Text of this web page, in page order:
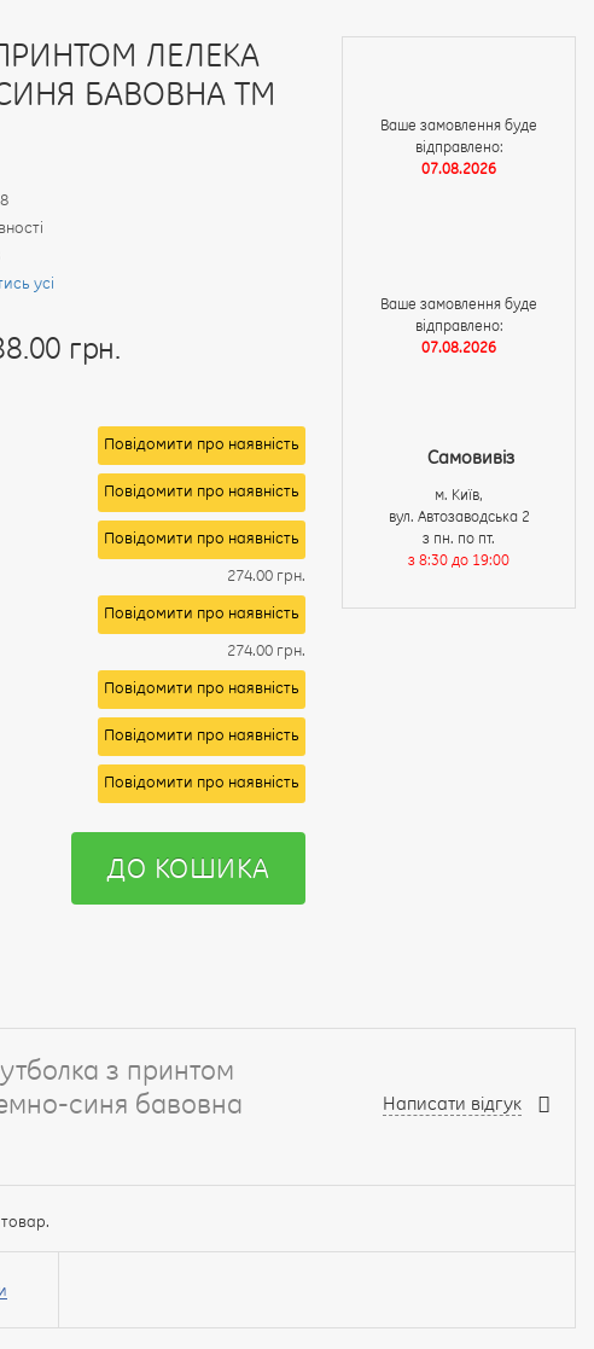
ЛЕЛЕКА
БАВОВНА ТМ
усі
грн.
Повідомити про наявність
Повідомити про наявність
Повідомити про наявність
274.00 грн.
Повідомити про наявність
274.00 грн.
Повідомити про наявність
Повідомити про наявність
Повідомити про наявність
ДО КОШИКА
Ваше замовлення буде
відправлено:
07.08.2026
Ваше замовлення буде
відправлено:
07.08.2026
Самовивіз
м. Київ,
вул. Автозаводська 2
з пн. по пт.
з 8:30 до 19:00
з принтом
синя бавовна
Написати відгук